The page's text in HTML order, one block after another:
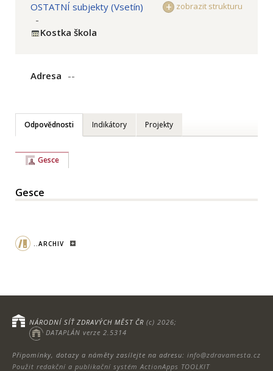
zobrazit strukturu
OSTATNÍ subjekty (Vsetín)
-
Kostka škola
Adresa --
Odpovědnosti Indikátory Projekty
Gesce
Gesce
..ARCHIV
Připomínky, dotazy a náměty zasílejte na adresu: info@zdravamesta.cz
Použit redakční a publikační systém ActionApps TOOLKIT
NÁRODNÍ SÍŤ ZDRAVÝCH MĚST ČR (c) 2026;
DATAPLÁN verze 2.5314